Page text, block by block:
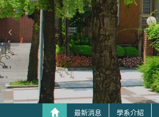
最新消息 學系介紹